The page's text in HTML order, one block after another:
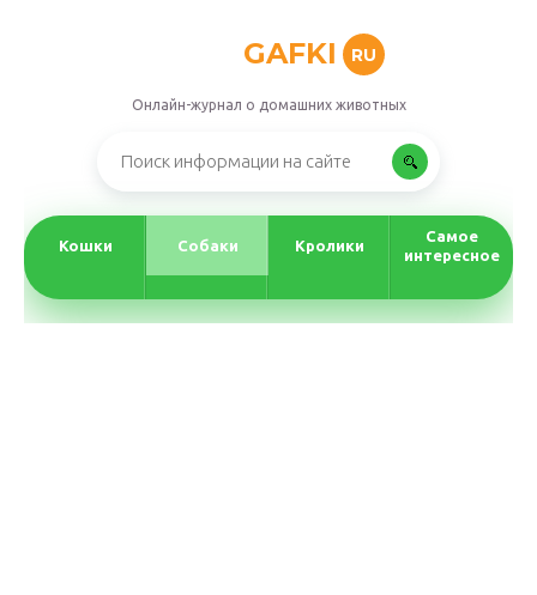
GAFKI RU
Онлайн-журнал о домашних животных
Кошки Собаки Кролики
Самое
интересное